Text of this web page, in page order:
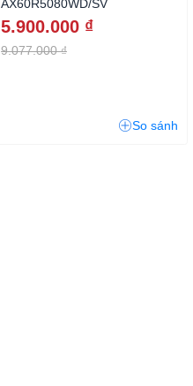
AX60R5080WD/SV
5.900.000 ₫
9.077.000 ₫
So sánh